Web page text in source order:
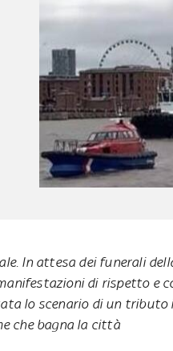
In attesa dei funerali
di rispetto e
lo scenario di un tributo
che bagna la città